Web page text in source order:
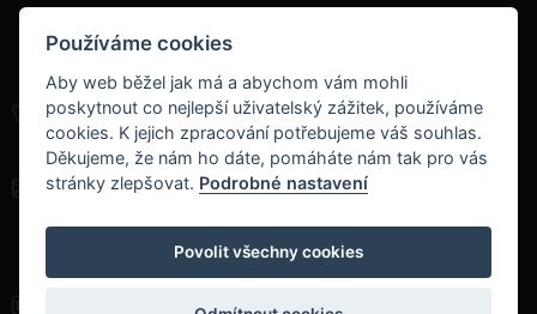
+420 284 826 787
+420 604 728 042
info@boatpark.cz
Úterý - Pátek
10:00 - 19:00
Sobota
9:00 - 14:00
Používáme cookies
Aby web běžel jak má a abychom vám mohli
poskytnout co nejlepší uživatelský zážitek, používáme
cookies. K jejich zpracování potřebujeme váš souhlas.
Děkujeme, že nám ho dáte, pomáháte nám tak pro vás
stránky zlepšovat. Podrobné nastavení
Povolit všechny cookies